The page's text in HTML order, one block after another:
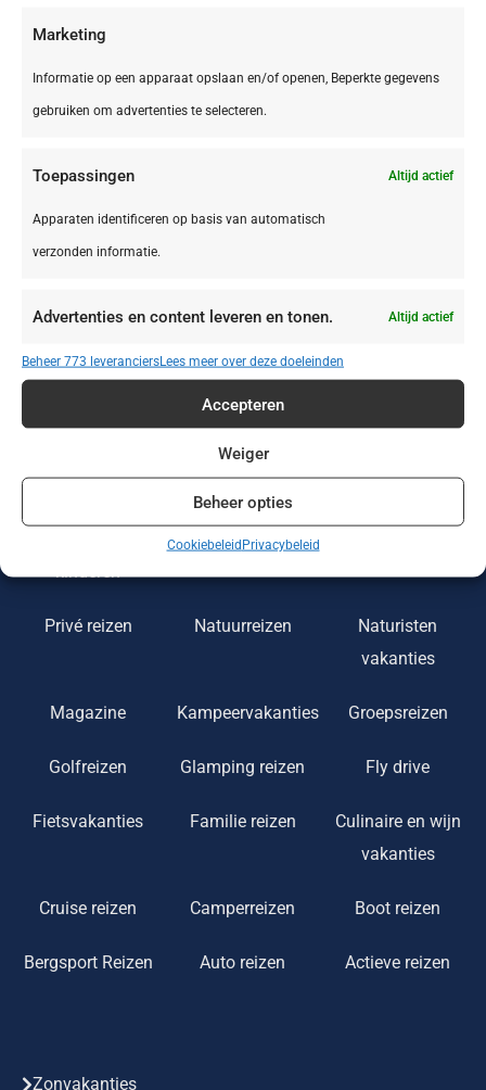
Marketing
Informatie op een apparaat opslaan en/of openen, Beperkte gegevens
gebruiken om advertenties te selecteren.
Toepassingen Altijd actief
Apparaten identificeren op basis van automatisch
verzonden informatie.
Advertenties en content leveren en tonen. Altijd actief
Beheer 773 leveranciersLees meer over deze doeleinden
Accepteren
Weiger
Beheer opties
CookiebeleidPrivacybeleid
Zonvakanties
Vakantiehuizen
Stedentrips
kinderen
Safari
Privé reizen Natuurreizen
Naturisten
vakanties
Magazine Kampeervakanties Groepsreizen
Golfreizen Glamping reizen Fly drive
Fietsvakanties Familie reizen
Culinaire en wijn
vakanties
Cruise reizen Camperreizen Boot reizen
Bergsport Reizen Auto reizen Actieve reizen
Zonvakanties